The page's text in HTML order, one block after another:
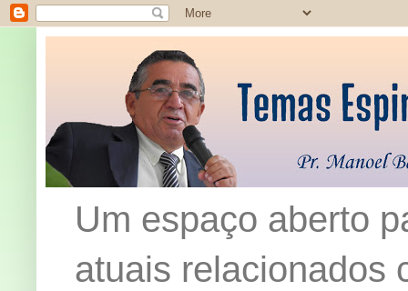
Um espaço aberto
atuais relacionados